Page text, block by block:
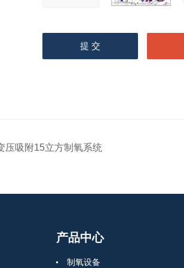
压吸附15立方制氧系统
产品中心
制氧设备